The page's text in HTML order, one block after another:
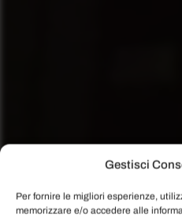
Gestisci
Per fornire le migliori esperienze,
memorizzare e/o accedere alle